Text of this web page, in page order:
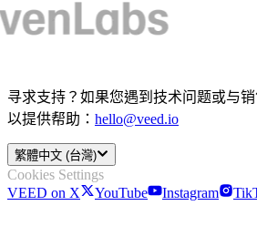
寻求支持？如果您遇到技术问题或与
以提供帮助： hello@veed.io
繁體中文 (台灣)
Cookies Settings
VEED on X
YouTube Instagram